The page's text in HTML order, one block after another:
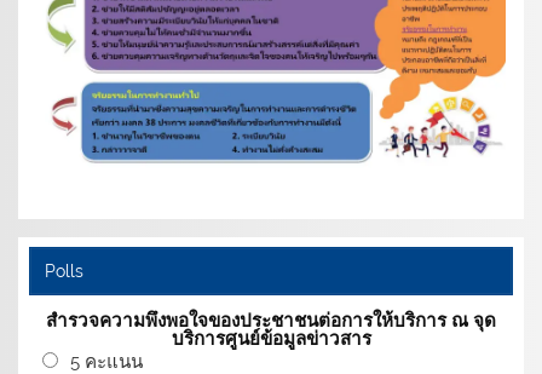
Polls
สำรวจความพึงพอใจของประชาชนต่อการให้บริการ ณ จุด
บริการศูนย์ข้อมูลข่าวสาร
5 คะแนน